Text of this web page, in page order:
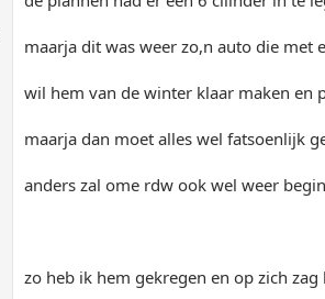
maarja dit was weer zo,n auto die met
wil hem van de winter klaar maken en
maarja dan moet alles wel fatsoenlijk
anders zal ome rdw ook wel weer
zo heb ik hem gekregen en op zich